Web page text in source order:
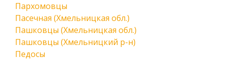
Пархомовцы
Пасечная (Хмельницкая обл.)
Пашковцы (Хмельницкая обл.)
Пашковцы (Хмельницкий р-н)
Педосы